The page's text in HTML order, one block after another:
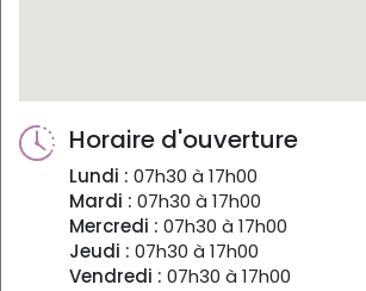
Horaire d'ouverture
Lundi : 07h30 à 17h00
Mardi : 07h30 à 17h00
Mercredi : 07h30 à 17h00
Jeudi : 07h30 à 17h00
Vendredi : 07h30 à 17h00